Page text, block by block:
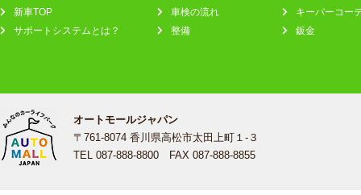
新車TOP
サポートシステムとは？
車検の流れ
整備
キーパーコー
鈑金
オートモールジャパン
〒761-8074 香川県高松市太田上町１-３
TEL 087-888-8800 FAX 087-888-8855